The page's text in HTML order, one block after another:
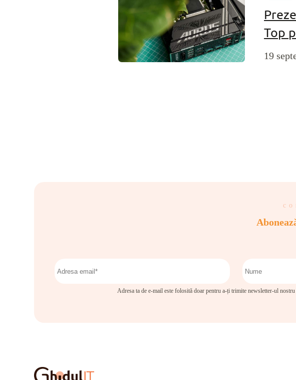
Top
19
Adresa ta de e-mail este folosită doar pentru a-ți trimite newsletter-ul